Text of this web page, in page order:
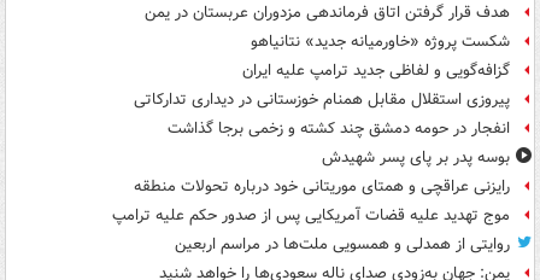
هدف قرار گرفتن اتاق‌ فرماندهی مزدوران عربستان در یمن
شکست پروژه «خاورمیانه جدید» نتانیاهو
گزافه‌گویی و لفاظی جدید ترامپ علیه ایران
پیروزی استقلال مقابل همنام خوزستانی در دیداری تدارکاتی
انفجار در حومه دمشق چند کشته و زخمی برجا گذاشت
بوسه‌ پدر بر پای پسر شهیدش
رایزنی عراقچی و همتای موریتانی خود درباره تحولات منطقه
موج تهدید علیه قضات آمریکایی پس از صدور حکم علیه ترامپ
روایتی از همدلی و همسویی ملت‌ها در مراسم اربعین
یمن: جهان به‌زودی صدای ناله سعودی‌ها را خواهد شنید